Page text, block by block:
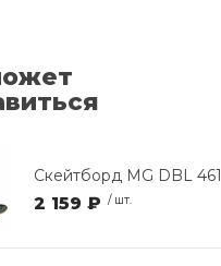
Скейтборд MG DBL 461
2 159 ₽ / шт.